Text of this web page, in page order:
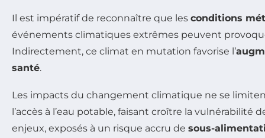
Il est impératif de reconnaître que les conditions
événements climatiques extrêmes peuvent
Indirectement, ce climat en mutation favorise l’
santé.
Les impacts du changement climatique ne se
l’accès à l’eau potable, faisant croître la
enjeux, exposés à un risque accru de sous-